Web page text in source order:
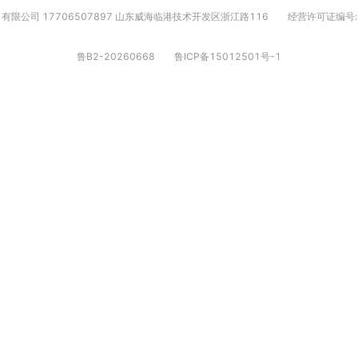
有限公司 17706507897 山东威海临港技术开发区浙江路116 经营许可证编号:
鲁B2-20260668 鲁ICP备15012501号-1